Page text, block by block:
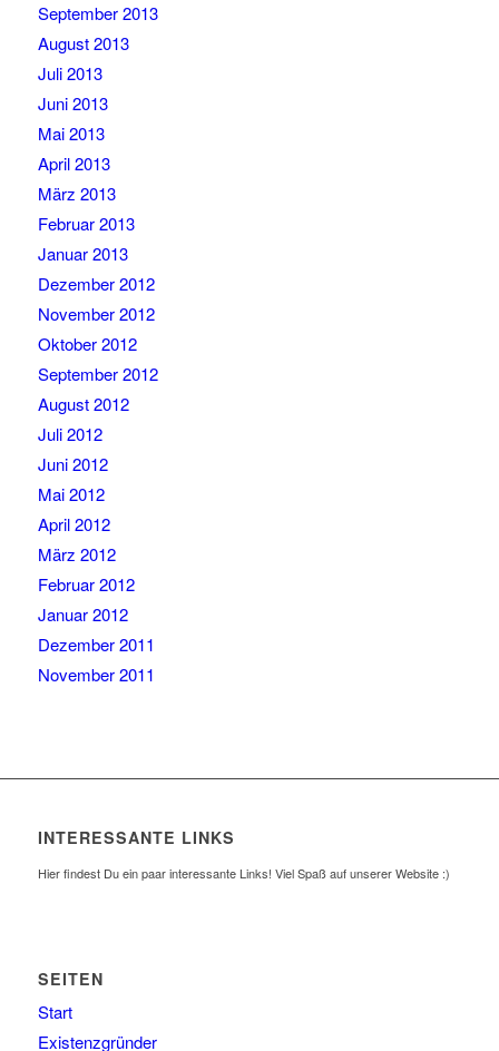
September 2013
August 2013
Juli 2013
Juni 2013
Mai 2013
April 2013
März 2013
Februar 2013
Januar 2013
Dezember 2012
November 2012
Oktober 2012
September 2012
August 2012
Juli 2012
Juni 2012
Mai 2012
April 2012
März 2012
Februar 2012
Januar 2012
Dezember 2011
November 2011
INTERESSANTE LINKS
Hier findest Du ein paar interessante Links! Viel Spaß auf unserer Website :)
SEITEN
Start
Existenzgründer